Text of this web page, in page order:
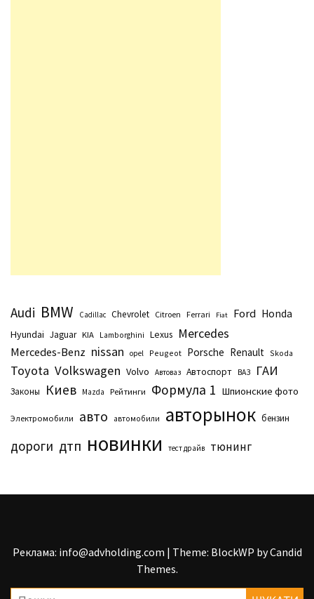
Audi BMW Cadillac Chevrolet Citroen Ferrari Fiat Ford Honda
Hyundai Jaguar KIA Lamborghini Lexus Mercedes
Mercedes-Benz nissan opel Peugeot Porsche Renault Skoda
Toyota Volkswagen Volvo Автоваз Автоспорт ВАЗ ГАИ
Законы Киев Маzda Рейтинги Формула 1 Шпионские фото
Электромобили авто автомобили авторынок бензин
дороги дтп новинки тест драйв тюнинг
Реклама: info@advholding.com | Theme: BlockWP byCandid
Themes.
Пошук: